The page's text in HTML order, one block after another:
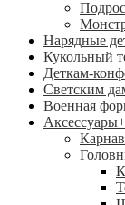
Нарядные
Кукольный
Деткам-
Светским
Военная
Аксессуары+